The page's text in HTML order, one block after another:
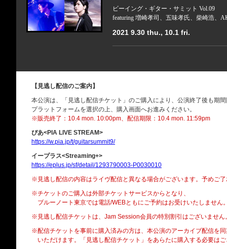
ビーイング・ギター・サミット Vol.09
featuring 増崎孝司、五味孝氏、柴崎浩、
2021 9.30 thu., 10.1 fri.
【見逃し配信のご案内】
本公演は、「見逃し配信チケット」のご購入により、公演終了後も期
プラットフォームを選択の上、購入画面へお進みください。
※販売終了：10.4 mon. 10:00pm、配信期限：10.4 mon. 11:59pm
ぴあ<PIA LIVE STREAM>
https://w.pia.jp/t/guitarsummit9/
イープラス<Streaming+>
https://eplus.jp/sf/detail/1293790003-P0030010
※見逃し配信の内容はライヴ配信と異なる場合がございます。予めご
※チケットのご購入は外部チケットサービスからとなり、
ブルーノート東京では電話/WEBともにご予約はお受けいたしません
※見逃し配信チケットは、Jam Session会員の特別割引はございません
※配信チケットを事前に購入済みの方は、本公演のアーカイブ配信を
いただけます。「見逃し配信チケット」をあらたに購入する必要は